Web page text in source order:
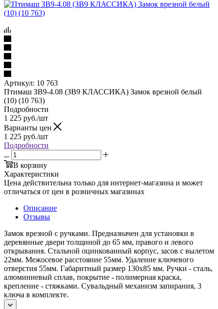
Артикул: 10 763
Птимаш ЗВ9-4.08 (ЗВ9 КЛАССИКА) Замок врезной белый
(10) (10 763)
Подробности
1 225 руб./шт
Варианты цен
1 225 руб./шт
Подробности
В корзину
Характеристики
Цена действительна только для интернет-магазина и может
отличаться от цен в розничных магазинах
Описание
Отзывы
Замок врезной с ручками. Предназначен для установки в
деревянные двери толщиной до 65 мм, правого и левого
открывания. Стальной оцинкованный корпус, засов с вылетом
22мм. Межосевое расстояние 55мм. Удаление ключевого
отверстия 55мм. Габаритный размер 130х85 мм. Ручки - сталь,
алюминиевый сплав, покрытие - полимерная краска,
крепление - стяжками. Сувальдный механизм запирания, 3
ключа в комплекте.